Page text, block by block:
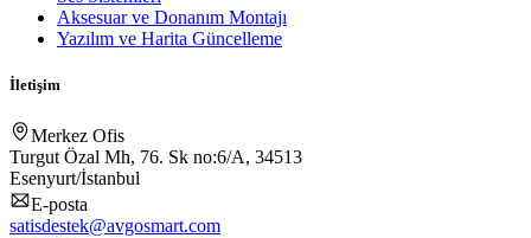
Aksesuar ve Donanım Montajı
Yazılım ve Harita Güncelleme
İletişim
Merkez Ofis
Turgut Özal Mh, 76. Sk no:6/A, 34513
Esenyurt/İstanbul
E-posta
satisdestek@avgosmart.com